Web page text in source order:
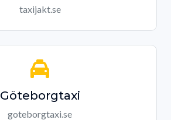
taxijakt.se
Göteborgtaxi
goteborgtaxi.se